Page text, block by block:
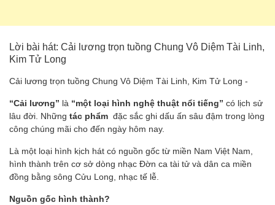
Lời bài hát: Cải lương trọn tuồng Chung Vô Diệm Tài Linh,
Kim Tử Long
Cải lương trọn tuồng Chung Vô Diệm Tài Linh, Kim Tử Long -
“Cải lương” là “một loại hình nghệ thuật nổi tiếng” có lịch sử
lâu đời. Những tác phẩm đặc sắc ghi dấu ấn sâu đậm trong lòng
công chúng mãi cho đến ngày hôm nay.
Là một loại hình kịch hát có nguồn gốc từ miền Nam Việt Nam,
hình thành trên cơ sở dòng nhạc Đờn ca tài tử và dân ca miền
đồng bằng sông Cửu Long, nhạc tế lễ.
Nguồn gốc hình thành?